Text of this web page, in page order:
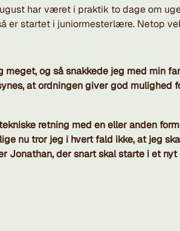
har været i praktik to dage om
er startet i juniormesterlære. Netop
og så snakkede jeg med min
at ordningen giver god mulighed
retning med en eller anden
nu tror jeg i hvert fald ikke, at jeg
Jonathan, der snart skal starte i et